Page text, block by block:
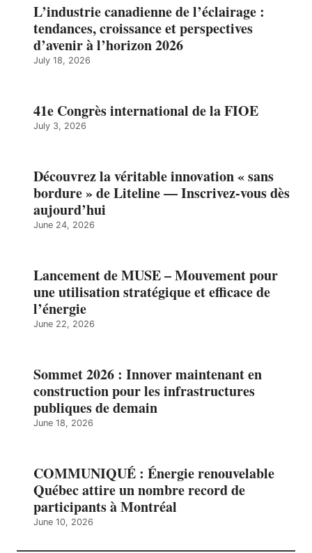
L’industrie canadienne de l’éclairage :
tendances, croissance et perspectives
d’avenir à l’horizon 2026
July 18, 2026
41e Congrès international de la FIOE
July 3, 2026
Découvrez la véritable innovation « sans
bordure » de Liteline — Inscrivez-vous dès
aujourd’hui
June 24, 2026
Lancement de MUSE – Mouvement pour
une utilisation stratégique et efficace de
l’énergie
June 22, 2026
Sommet 2026 : Innover maintenant en
construction pour les infrastructures
publiques de demain
June 18, 2026
COMMUNIQUÉ : Énergie renouvelable
Québec attire un nombre record de
participants à Montréal
June 10, 2026